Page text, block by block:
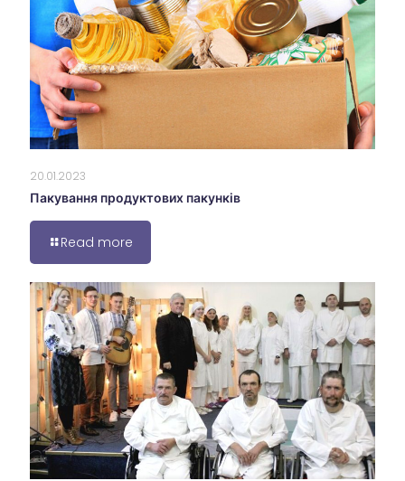
20.01.2023
Пакування продуктових пакунків
Read more